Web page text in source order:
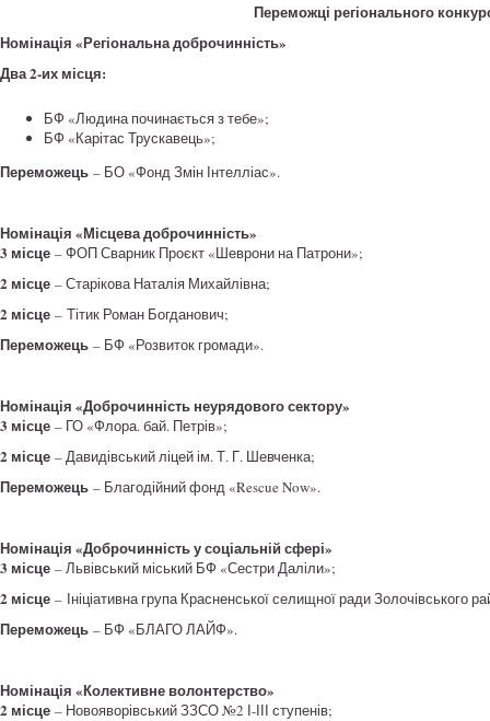
Переможці регіонального
Номінація «Регіональна доброчинність»
Два 2-их місця:
БФ «Людина починається з тебе»;
БФ «Карітас Трускавець»;
Переможець – БО «Фонд Змін Інтелліас».
Номінація «Місцева доброчинність»
3 місце – ФОП Сварник Проєкт «Шеврони на Патрони»;
2 місце – Старікова Наталія Михайлівна;
2 місце – Тітик Роман Богданович;
Переможець – БФ «Розвиток громади».
Номінація «Доброчинність неурядового сектору»
3 місце – ГО «Флора. бай. Петрів»;
2 місце – Давидівський ліцей ім. Т. Г. Шевченка;
Переможець – Благодійний фонд «Rescue Now».
Номінація «Доброчинність у соціальній сфері»
3 місце – Львівський міський БФ «Сестри Даліли»;
2 місце – Ініціативна група Красненської селищної ради Золочівського
Переможець – БФ «БЛАГО ЛАЙФ».
Номінація «Колективне волонтерство»
2 місце – Новояворівський ЗЗСО №2 І-ІІІ ступенів;